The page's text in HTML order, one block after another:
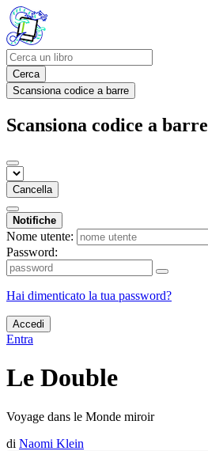
Cerca
Scansiona codice a barre
Scansiona codice a barre
Cancella
Notifiche
Nome utente:
Password:
Hai dimenticato la tua password?
Accedi
Entra
Le Double
Voyage dans le Monde miroir
di Naomi Klein